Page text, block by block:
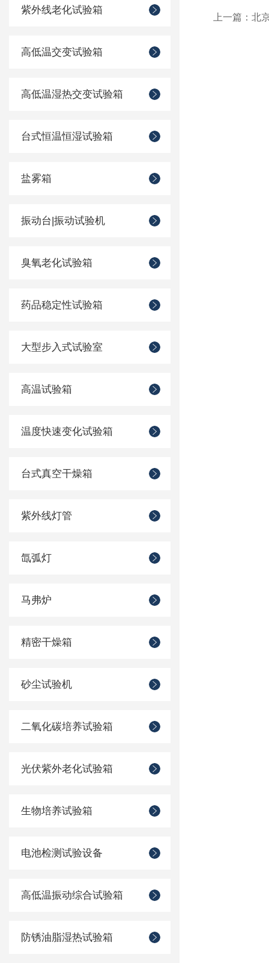
紫外线老化试验箱
高低温交变试验箱
高低温湿热交变试验箱
台式恒温恒湿试验箱
盐雾箱
振动台|振动试验机
臭氧老化试验箱
药品稳定性试验箱
大型步入式试验室
高温试验箱
温度快速变化试验箱
台式真空干燥箱
紫外线灯管
氙弧灯
马弗炉
精密干燥箱
砂尘试验机
二氧化碳培养试验箱
光伏紫外老化试验箱
生物培养试验箱
电池检测试验设备
高低温振动综合试验箱
防锈油脂湿热试验箱
上一篇： 北